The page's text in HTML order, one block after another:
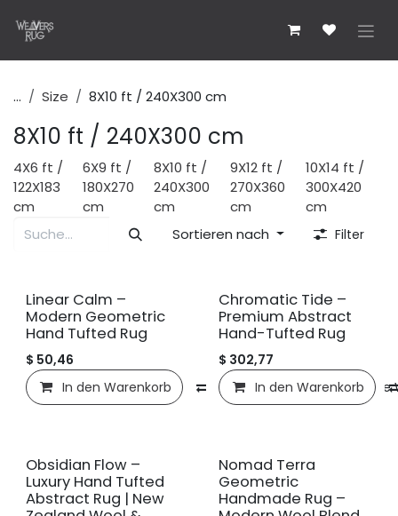
... Size 8X10 ft / 240X300 cm
8X10 ft / 240X300 cm
4X6 ft /
122X183
cm
6X9 ft /
180X270
cm
8X10 ft /
240X300
cm
9X12 ft /
270X360
cm
10X14 ft /
300X420
cm
Sortieren nach
Filter
Neu!
Linear Calm –
Modern Geometric
Hand Tufted Rug
$ 50,46
In den Warenkorb
Vergleichen Auf die
Neu!
Chromatic Tide –
Premium Abstract
Hand-Tufted Rug
$ 302,77
In den Warenkorb
Neu!
Obsidian Flow –
Luxury Hand Tufted
Abstract Rug | New
Neu!
Nomad Terra
Geometric
Handmade Rug –